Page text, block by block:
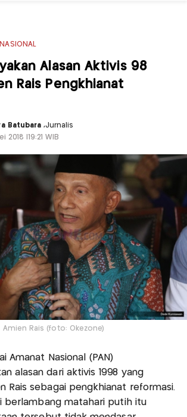
NASIONAL
Alasan Aktivis 98
Rais Pengkhianat
Batubara,Jurnalis
2018 |19:21 WIB
Amien Rais (foto: Okezone)
Amanat Nasional (PAN)
alasan dari aktivis 1998 yang
Rais sebagai pengkhianat reformasi.
berlambang matahari putih itu